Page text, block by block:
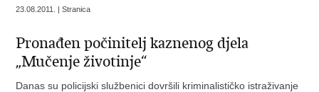
23.08.2011. | Stranica
Pronađen počinitelj kaznenog djela
„Mučenje životinje“
Danas su policijski službenici dovršili kriminalističko istraživanje